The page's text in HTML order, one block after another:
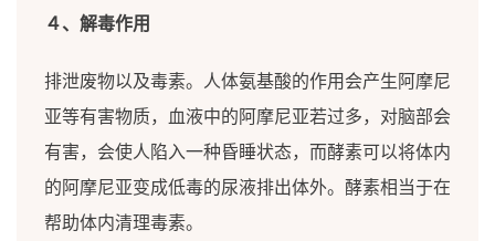
４、解毒作用
排泄废物以及毒素。人体氨基酸的作用会产生阿摩尼
亚等有害物质，血液中的阿摩尼亚若过多，对脑部会
有害，会使人陷入一种昏睡状态，而酵素可以将体内
的阿摩尼亚变成低毒的尿液排出体外。酵素相当于在
帮助体内清理毒素。